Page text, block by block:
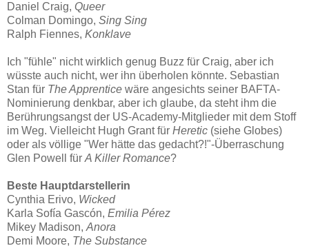
Daniel Craig, Queer
Colman Domingo, Sing Sing
Ralph Fiennes, Konklave
Ich "fühle" nicht wirklich genug Buzz für Craig, aber ich
wüsste auch nicht, wer ihn überholen könnte. Sebastian
Stan für The Apprentice wäre angesichts seiner BAFTA-
Nominierung denkbar, aber ich glaube, da steht ihm die
Berührungsangst der US-Academy-Mitglieder mit dem Stoff
im Weg. Vielleicht Hugh Grant für Heretic (siehe Globes)
oder als völlige "Wer hätte das gedacht?!"-Überraschung
Glen Powell für A Killer Romance?
Beste Hauptdarstellerin
Cynthia Erivo, Wicked
Karla Sofía Gascón, Emilia Pérez
Mikey Madison, Anora
Demi Moore, The Substance